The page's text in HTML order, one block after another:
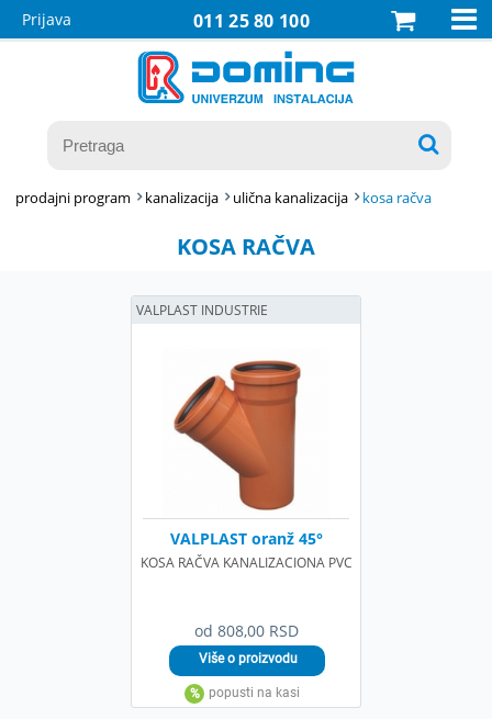
011 25 80 100
Prijava 

prodajni program kanalizacija ulična kanalizacija kosa račva
KOSA RAČVA
od 808,00 RSD
VALPLAST oranž 45°
KOSA RAČVA KANALIZACIONA PVC
VALPLAST INDUSTRIE